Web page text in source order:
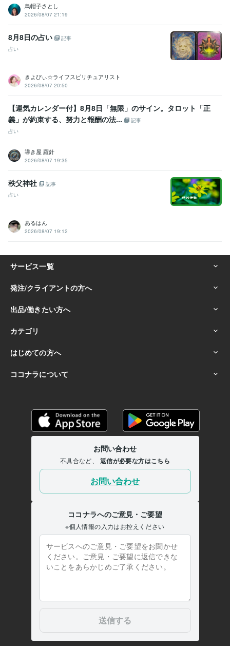
烏帽子さとし
2026/08/07 21:19
8月8日の占い
記事
占い
きよぴぃ☆ライフスピリチュアリスト
2026/08/07 20:50
【運気カレンダー付】8月8日「無限」のサイン。タロット「正
義」が約束する、努力と報酬の法...
記事
占い
導き屋 羅針
2026/08/07 19:35
秩父神社
記事
占い
あるはん
2026/08/07 19:12